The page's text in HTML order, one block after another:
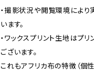
・撮影状況や閲覧環境によ
います。
・ワックスプリント生地はプ
ございます。
これもアフリカ布の特徴（個